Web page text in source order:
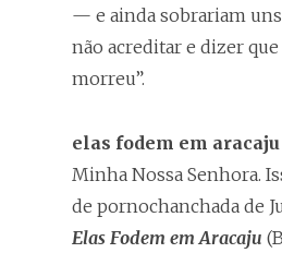
— e ainda sobrariam
não acreditar e dizer que
morreu”.
elas fodem em aracaju
Minha Nossa Senhora.
de pornochanchada de
Elas Fodem em Aracaju